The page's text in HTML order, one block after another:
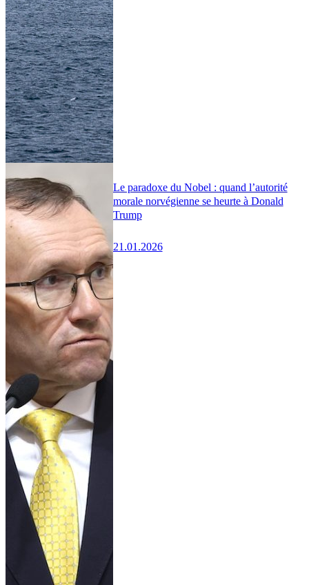
Le paradoxe du Nobel : quand l’autorité
morale norvégienne se heurte à Donald
Trump
21.01.2026